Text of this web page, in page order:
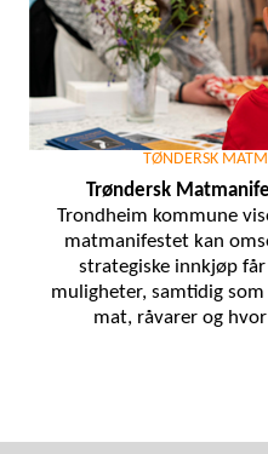
TØNDERSK
Trøndersk
Trondheim kommune
matmanifestet kan
strategiske innkjøp
muligheter, samtidig
mat, råvarer og